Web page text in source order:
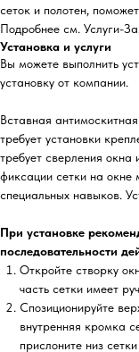
сеток и полотен,
Подробнее см. Услуги-
Установка и услуги
Вы можете выполнить
установку от компании.
Вставная
требует установки
требует сверления окна
фиксации сетки на окне
специальных навыков.
При установке
последовательности
Откройте створку
часть сетки имеет
Спозиционируйте
внутренняя кромка
прислоните низ